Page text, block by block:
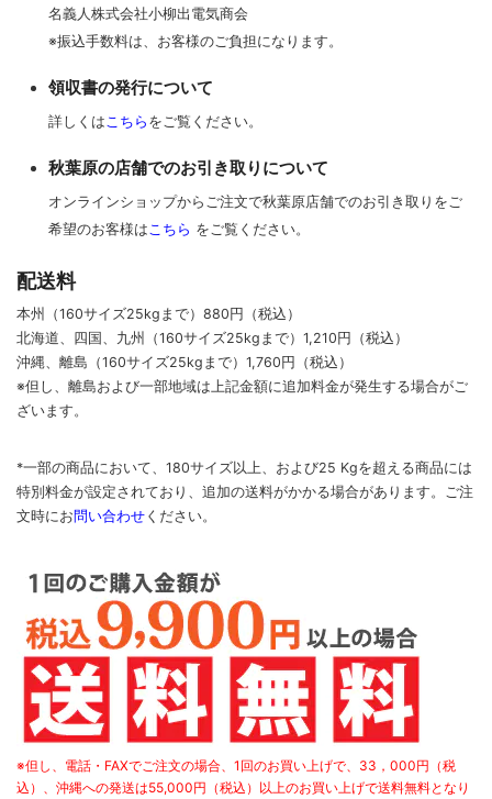
名義人株式会社小柳出電気商会
※振込手数料は、お客様のご負担になります。
領収書の発行について
詳しくは こちら をご覧ください。
秋葉原の店舗でのお引き取りについて
オンラインショップからご注文で秋葉原店舗でのお引き取りをご
希望のお客様は こちら をご覧ください。
配送料
本州（160サイズ25kgまで）880円（税込）
北海道、四国、九州 （160サイズ25kgまで） 1,210円（税込）
沖縄、離島 （160サイズ25kgまで） 1,760円（税込）
※但し、離島および一部地域は上記金額に追加料金が発生する場合がご
ざいます。
*一部の商品において、180サイズ以上、および25 Kgを超える商品には
特別料金が設定されており、追加の送料がかかる場合があります。
ご注
文時に お問い合わせ ください。
※但し、電話・FAXでご注文の場合、1回のお買い上げで、33，000円（税
込）、沖縄への発送は55,000円（税込）以上のお買い上げで送料無料となり